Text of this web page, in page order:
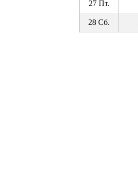
27 Пт.
28 Сб.